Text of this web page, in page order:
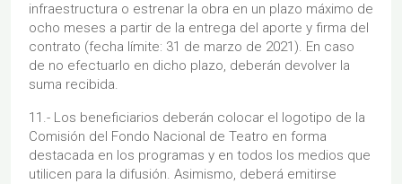
infraestructura o estrenar la obra en un plazo máximo de
ocho meses a partir de la entrega del aporte y firma del
contrato (fecha límite: 31 de marzo de 2021). En caso
de no efectuarlo en dicho plazo, deberán devolver la
suma recibida.
11.- Los beneficiarios deberán colocar el logotipo de la
Comisión del Fondo Nacional de Teatro en forma
destacada en los programas y en todos los medios que
utilicen para la difusión. Asimismo, deberá emitirse